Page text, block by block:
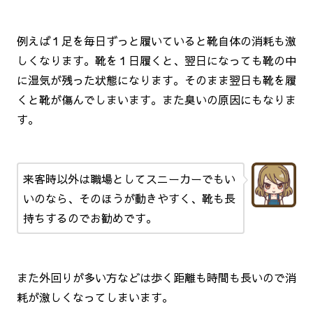
例えば１足を毎日ずっと履いていると靴自体の消耗も激
しくなります。靴を１日履くと、翌日になっても靴の中
に湿気が残った状態になります。そのまま翌日も靴を履
くと靴が傷んでしまいます。また臭いの原因にもなりま
す。
来客時以外は職場としてスニーカーでもい
いのなら、そのほうが動きやすく、靴も長
持ちするのでお勧めです。
また外回りが多い方などは歩く距離も時間も長いので消
耗が激しくなってしまいます。